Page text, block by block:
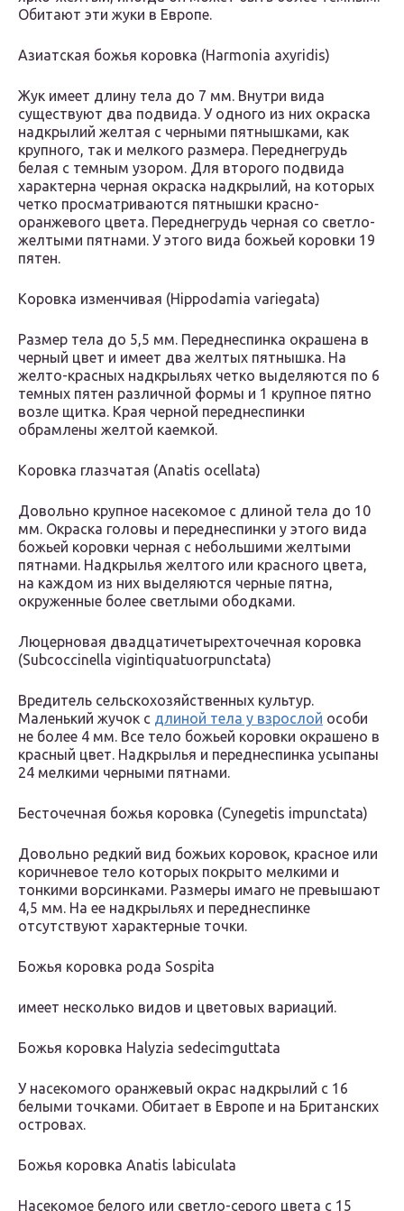
Обитают эти жуки в Европе.
Азиатская божья коровка (Harmonia axyridis)
Жук имеет длину тела до 7 мм. Внутри вида
существуют два подвида. У одного из них окраска
надкрылий желтая с черными пятнышками, как
крупного, так и мелкого размера. Переднегрудь
белая с темным узором. Для второго подвида
характерна черная окраска надкрылий, на которых
четко просматриваются пятнышки красно-
оранжевого цвета. Переднегрудь черная со светло-
желтыми пятнами. У этого вида божьей коровки 19
пятен.
Коровка изменчивая (Hippodamia variegata)
Размер тела до 5,5 мм. Переднеспинка окрашена в
черный цвет и имеет два желтых пятнышка. На
желто-красных надкрыльях четко выделяются по 6
темных пятен различной формы и 1 крупное пятно
возле щитка. Края черной переднеспинки
обрамлены желтой каемкой.
Коровка глазчатая (Anatis ocellata)
Довольно крупное насекомое с длиной тела до 10
мм. Окраска головы и переднеспинки у этого вида
божьей коровки черная с небольшими желтыми
пятнами. Надкрылья желтого или красного цвета,
на каждом из них выделяются черные пятна,
окруженные более светлыми ободками.
Люцерновая двадцатичетырехточечная коровка
(Subcoccinella vigintiquatuorpunctata)
Вредитель сельскохозяйственных культур.
Маленький жучок с длиной тела у взрослой особи
не более 4 мм. Все тело божьей коровки окрашено в
красный цвет. Надкрылья и переднеспинка усыпаны
24 мелкими черными пятнами.
Бесточечная божья коровка (Cynegetis impunctata)
Довольно редкий вид божьих коровок, красное или
коричневое тело которых покрыто мелкими и
тонкими ворсинками. Размеры имаго не превышают
4,5 мм. На ее надкрыльях и переднеспинке
отсутствуют характерные точки.
Божья коровка рода Sospita
имеет несколько видов и цветовых вариаций.
Божья коровка Halyzia sedecimguttata
У насекомого оранжевый окрас надкрылий с 16
белыми точками. Обитает в Европе и на Британских
островах.
Божья коровка Anatis labiculata
Насекомое белого или светло-серого цвета с 15